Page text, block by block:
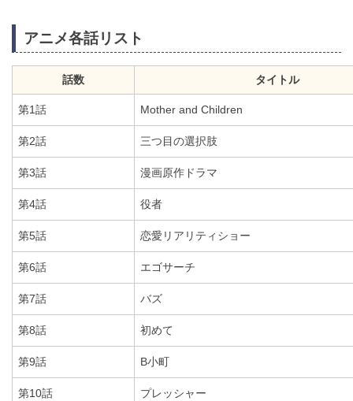
アニメ各話リスト
話数 タイトル
第1話 Mother and Children
第2話 三つ目の選択肢
第3話 漫画原作ドラマ
第4話 役者
第5話 恋愛リアリティショー
第6話 エゴサーチ
第7話 バズ
第8話 初めて
第9話 B小町
第10話 プレッシャー